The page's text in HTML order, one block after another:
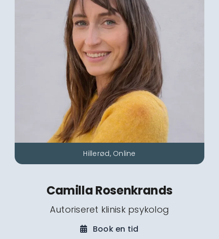
Hillerød, Online
Camilla Rosenkrands
Autoriseret klinisk psykolog
Book en tid